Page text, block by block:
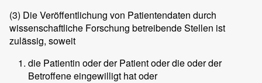
(3) Die Veröffentlichung von Patientendaten durch
wissenschaftliche Forschung betreibende Stellen ist
zulässig, soweit
die Patientin oder der Patient oder die oder der
Betroffene eingewilligt hat oder